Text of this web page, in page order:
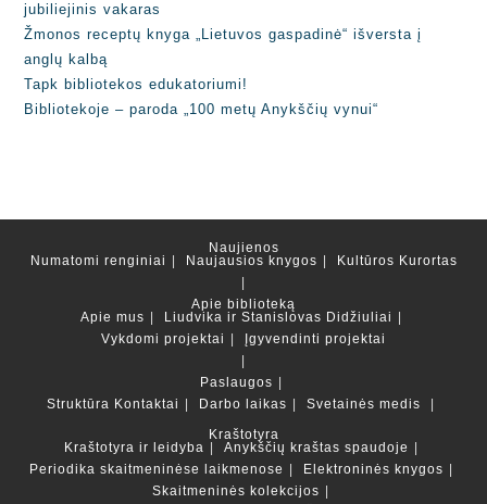
jubiliejinis vakaras
Žmonos receptų knyga „Lietuvos gaspadinė“ išversta į
anglų kalbą
Tapk bibliotekos edukatoriumi!
Bibliotekoje – paroda „100 metų Anykščių vynui“
Naujienos
Numatomi renginiai
Naujausios knygos Kultūros Kurortas
Apie biblioteką
Apie mus
Liudvika ir Stanislovas Didžiuliai
Vykdomi projektai
Įgyvendinti projektai
Paslaugos
Struktūra Kontaktai Darbo laikas
Svetainės medis
Kraštotyra
Kraštotyra ir leidyba
Anykščių kraštas spaudoje
Periodika skaitmeninėse laikmenose
Elektroninės knygos
Skaitmeninės kolekcijos